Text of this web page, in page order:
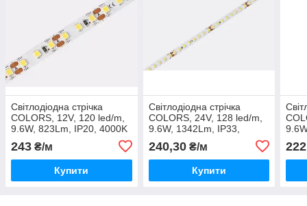
Світлодіодна стрічка
COLORS, 12V, 120 led/m,
9.6W, 823Lm, IP20, 4000K
243 ₴/м
Купити
Світлодіодна стрічка
COLORS, 24V, 128 led/m,
9.6W, 1342Lm, IP33,
3000K (D8128-24V-8mm-
WW)
240,30₴/м
Купити